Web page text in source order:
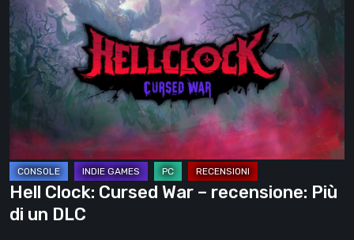
Cursed
War
–
recensione:
di
un
DLC
Hell Clock: Cursed War – recensione: Più
di un DLC